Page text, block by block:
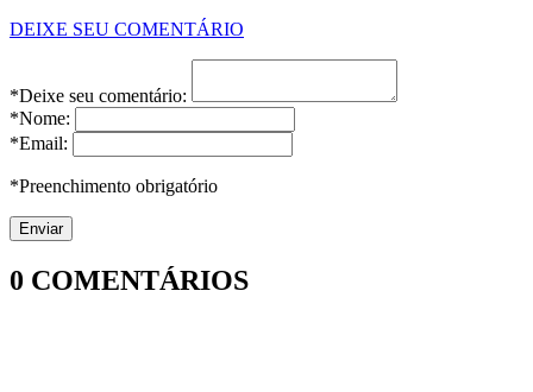
DEIXE SEU COMENTÁRIO
*Deixe seu comentário:
*Nome:
*Email:
*Preenchimento obrigatório
0 COMENTÁRIOS